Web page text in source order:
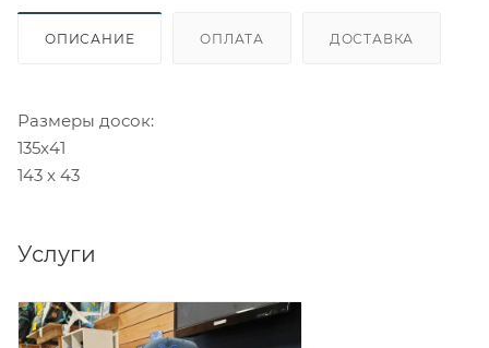
ОПИСАНИЕ ОПЛАТА ДОСТАВКА
Размеры досок:
135x41
143 x 43
Услуги